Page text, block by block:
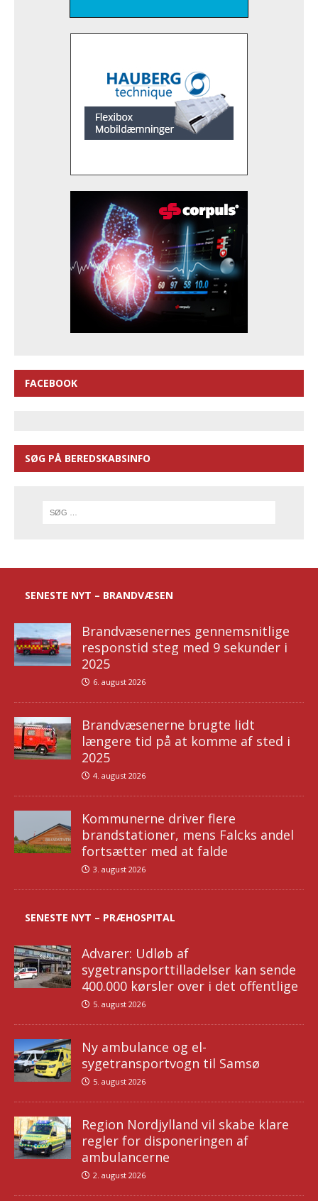
FACEBOOK
SØG PÅ BEREDSKABSINFO
SENESTE NYT – BRANDVÆSEN
Brandvæsenernes gennemsnitlige
responstid steg med 9 sekunder i
2025
6. august 2026
Brandvæsenerne brugte lidt
længere tid på at komme af sted i
2025
4. august 2026
Kommunerne driver flere
brandstationer, mens Falcks andel
fortsætter med at falde
3. august 2026
SENESTE NYT – PRÆHOSPITAL
Advarer: Udløb af
sygetransporttilladelser kan sende
400.000 kørsler over i det offentlige
5. august 2026
Ny ambulance og el-
sygetransportvogn til Samsø
5. august 2026
Region Nordjylland vil skabe klare
regler for disponeringen af
ambulancerne
2. august 2026